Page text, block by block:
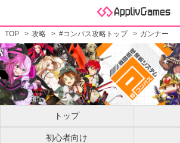
TOP 攻略 #コンパス攻略トップ ガンナー
トップ
初心者向け